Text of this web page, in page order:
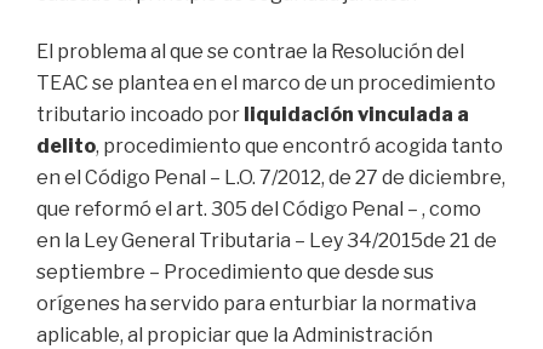
El problema al que se contrae la Resolución del
TEAC se plantea en el marco de un procedimiento
tributario incoado por liquidación vinculada a
delito, procedimiento que encontró acogida tanto
en el Código Penal – L.O. 7/2012, de 27 de diciembre,
que reformó el art. 305 del Código Penal – , como
en la Ley General Tributaria – Ley 34/2015de 21 de
septiembre – Procedimiento que desde sus
orígenes ha servido para enturbiar la normativa
aplicable, al propiciar que la Administración